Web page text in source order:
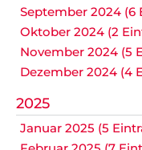
September 2024 (6
Oktober 2024 (2
November 2024 (5
Dezember 2024 (4
2025
Januar 2025 (5